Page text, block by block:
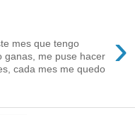
›
mes que tengo
ganas, me puse hacer
cada mes me quedo